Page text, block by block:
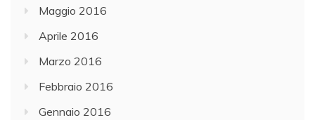
Maggio 2016
Aprile 2016
Marzo 2016
Febbraio 2016
Gennaio 2016